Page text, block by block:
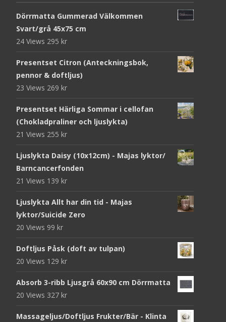
Dörrmatta Gummerad Välkommen
Svart/grå 45x75 cm
24 Views 295 kr
Presentset Citron (Anteckningsbok,
pennor & doftljus)
23 Views 269 kr
Presentset Härliga Sommar i cellofan
(Chokladpraliner och ljuslykta)
21 Views 255 kr
Ljuslykta Daisy (10x12cm) - Majas lyktor/
Barncancerfonden
21 Views 139 kr
Ljuslykta Allt har din tid - Majas
lyktor/Suicide Zero
20 Views 99 kr
Doftljus Påsk (doft av tulpan)
20 Views 129 kr
Absorb 3-ribb Ljusgrå 60x90 cm Dörrmatta
20 Views 327 kr
Massageljus/Doftljus Frukter/Bär - Klinta